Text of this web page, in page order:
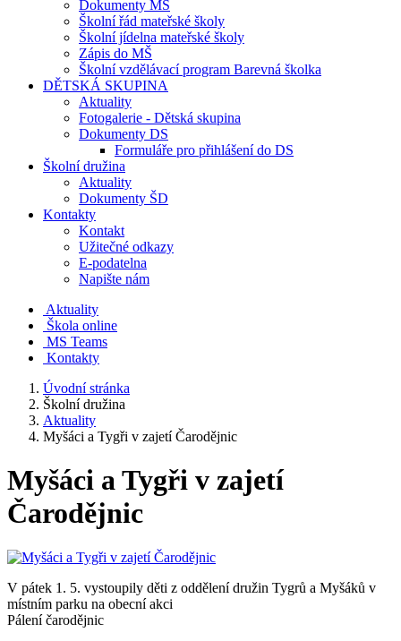
Dokumenty MŠ
Školní řád mateřské školy
Školní jídelna mateřské školy
Zápis do MŠ
Školní vzdělávací program Barevná školka
DĚTSKÁ SKUPINA
Aktuality
Fotogalerie - Dětská skupina
Dokumenty DS
Formuláře pro přihlášení do DS
Školní družina
Aktuality
Dokumenty ŠD
Kontakty
Kontakt
Užitečné odkazy
E-podatelna
Napište nám
Aktuality
Škola online
MS Teams
Kontakty
Úvodní stránka
Školní družina
Aktuality
Myšáci a Tygři v zajetí Čarodějnic
Myšáci a Tygři v zajetí
Čarodějnic
V pátek 1. 5. vystoupily děti z oddělení družin Tygrů a Myšáků v
místním parku na obecní akci
Pálení čarodějnic